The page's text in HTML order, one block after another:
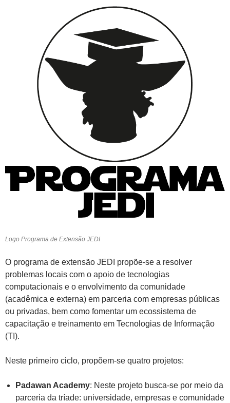
Logo Programa de Extensão JEDI
O programa de extensão JEDI propõe-se a resolver
problemas locais com o apoio de tecnologias
computacionais e o envolvimento da comunidade
(acadêmica e externa) em parceria com empresas públicas
ou privadas, bem como fomentar um ecossistema de
capacitação e treinamento em Tecnologias de Informação
(TI).
Neste primeiro ciclo, propõem-se quatro projetos:
Padawan Academy: Neste projeto busca-se por meio da
parceria da tríade: universidade, empresas e comunidade